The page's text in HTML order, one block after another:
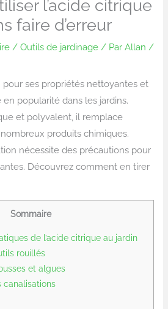
l’acide citrique
faire d’erreur
/Outils de jardinage / ParAllan /
pour ses propriétés nettoyantes et
popularité dans les jardins.
et polyvalent, il remplace
produits chimiques.
nécessite des précautions pour
Découvrez comment en tirer
Sommaire
de l’acide citrique au jardin
rouillés
et algues
canalisations